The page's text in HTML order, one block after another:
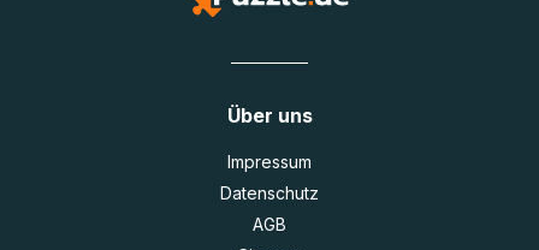
Über uns
Impressum
Datenschutz
AGB